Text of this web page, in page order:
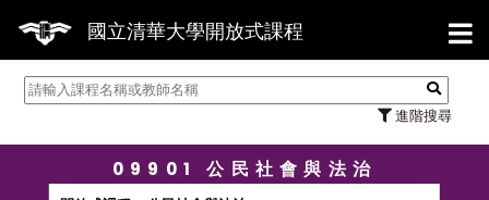
國立清華大學開放式課程
進階搜尋
【7/
09901 公民社會與法治